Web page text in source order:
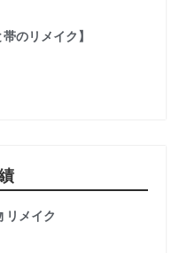
帯のリメイク】
リメイク